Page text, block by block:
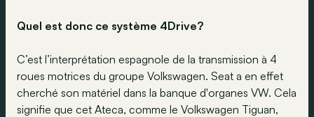
Quel est donc ce système 4Drive?
C’est l’interprétation espagnole de la transmission à 4
roues motrices du groupe Volkswagen. Seat a en effet
cherché son matériel dans la banque d'organes VW. Cela
signifie que cet Ateca, comme le Volkswagen Tiguan,